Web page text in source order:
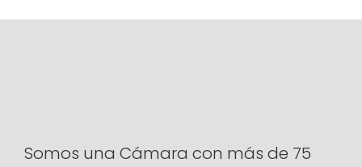
Somos una Cámara con más de 75